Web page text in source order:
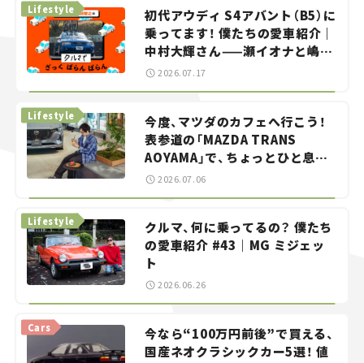
初代アウディ S4アバント（B5）に
乗ってます！ 僕たちの愛車紹介｜
中村大輝さん——瀬イオナと嶋田
智之の「クルマでざっくばらんば
Lifestyle
2026.07.17
今度、マツダのカフェへ行こう！
表参道の「MAZDA TRANS
AOYAMA」で、ちょっとひと息。
——連載｜CCGとクルマでどうす
Lifestyle
2026.07.06
クルマ、何に乗ってるの？ 僕たち
の愛車紹介 #43｜MG ミジェッ
ト
Lifestyle
2026.06.26
今なら“100万円前後”で買える、
国産ネオクラシックカー5選！ 値
Cars